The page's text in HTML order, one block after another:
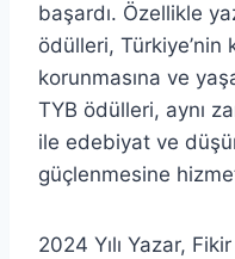
başardı. Özellikle
ödülleri, Türkiye’nin
korunmasına ve
TYB ödülleri, aynı
ile edebiyat ve
güçlenmesine
2024 Yılı Yazar,